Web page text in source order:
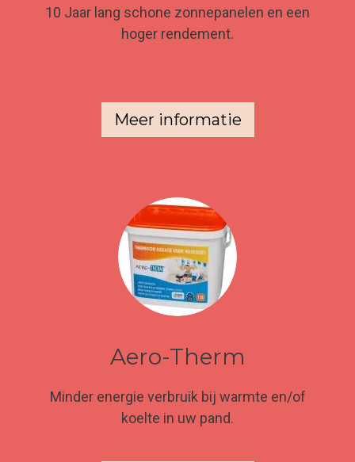
10 Jaar lang schone zonnepanelen en een
hoger rendement.
Meer informatie
Aero-Therm
Minder energie verbruik bij warmte en/of
koelte in uw pand.